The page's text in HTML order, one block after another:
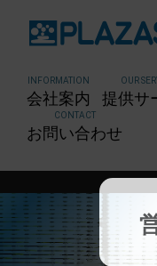
INFORMATION
会社案内
OUR
提供サ
CONTACT
お問い合わせ
さあ、世界